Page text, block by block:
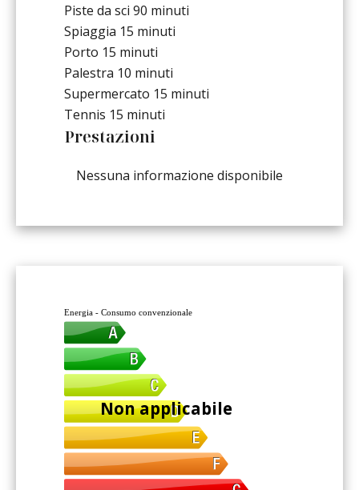
Piste da sci 90 minuti
Spiaggia 15 minuti
Porto 15 minuti
Palestra 10 minuti
Supermercato 15 minuti
Tennis 15 minuti
Prestazioni
Nessuna informazione disponibile
Energia - Consumo convenzionale
Non applicabile